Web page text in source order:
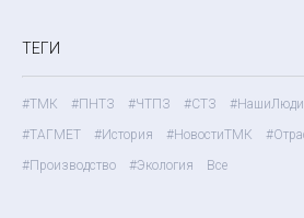
ТЕГИ
#ТМК #ПНТЗ #ЧТПЗ #СТЗ #НашиЛюди
#ТАГМЕТ
#История #НовостиТМК
#Производство
#Экология Все